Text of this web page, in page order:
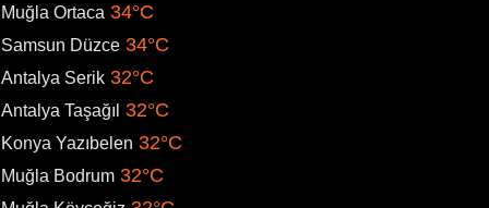
Muğla Ortaca 34°C
Samsun Düzce 34°C
Antalya Serik 32°C
Antalya Taşağıl 32°C
Konya Yazıbelen 32°C
Muğla Bodrum 32°C